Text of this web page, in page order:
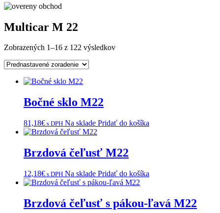
Multicar M 22
Zobrazených 1–16 z 122 výsledkov
Bočné sklo M22
81,18€ s DPH Na sklade Pridať do košíka
Brzdová čeľusť M22
12,18€ s DPH Na sklade Pridať do košíka
Brzdová čeľusť s pákou-ľavá M22